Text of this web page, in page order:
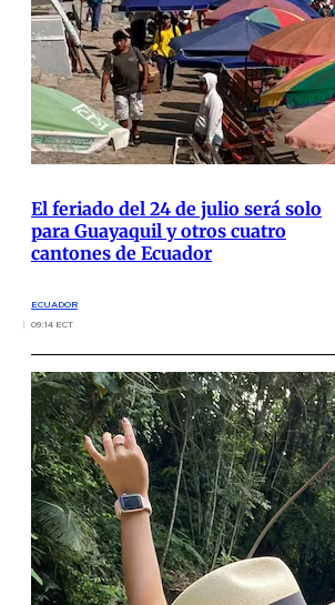
El feriado del 24 de julio será solo
para Guayaquil y otros cuatro
cantones de Ecuador
ECUADOR
09:14 ECT